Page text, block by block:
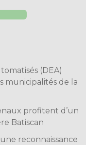
(DEA)
municipalités de la
profitent d’un
Batiscan
reconnaissance